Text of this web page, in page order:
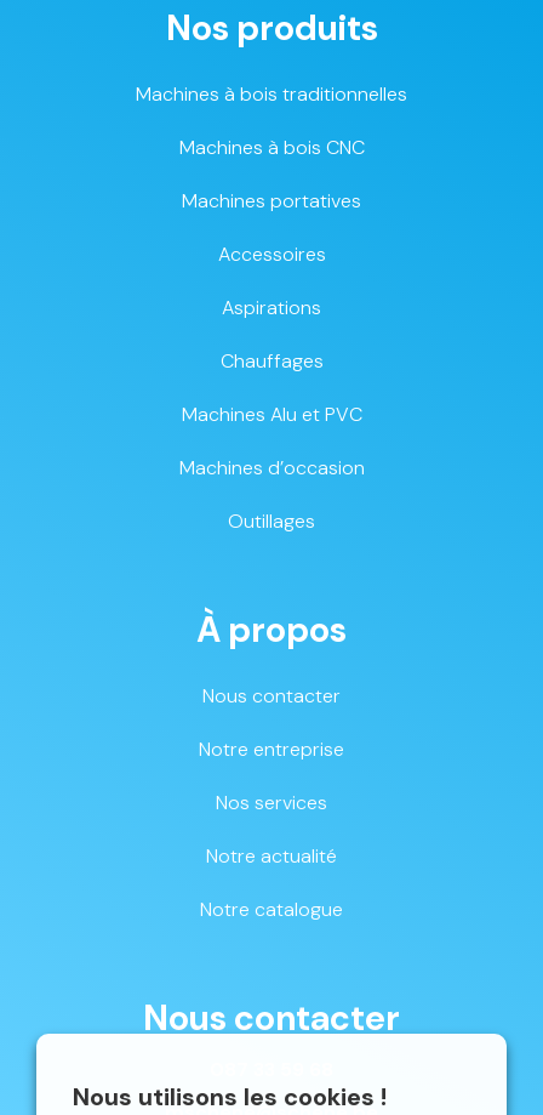
Nous utilisons les cookies !
Nos produits
Machines à bois traditionnelles
Machines à bois CNC
Machines portatives
Accessoires
Aspirations
Chauffages
Machines Alu et PVC
Machines d’occasion
Outillages
À propos
Nous contacter
Notre entreprise
Nos services
Notre actualité
Notre catalogue
Nous contacter